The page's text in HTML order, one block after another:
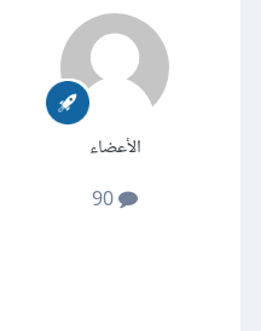
الأعضاء